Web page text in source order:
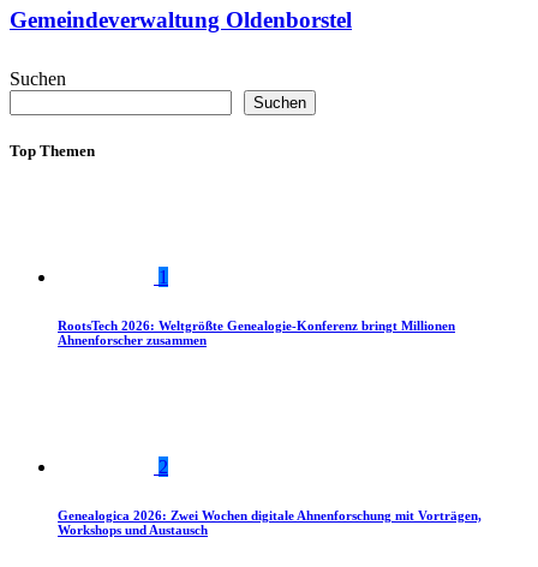
Gemeindeverwaltung Oldenborstel
Suchen
Suchen
Top Themen
1
RootsTech 2026: Weltgrößte Genealogie-Konferenz bringt Millionen
Ahnenforscher zusammen
2
Genealogica 2026: Zwei Wochen digitale Ahnenforschung mit Vorträgen,
Workshops und Austausch